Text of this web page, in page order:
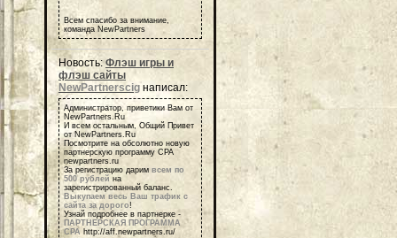
Всем спасибо за внимание,
команда NewPartners
Новость:Флэш игры и
флэш сайты
NewPartnerscig написал:
Администратор, приветики Вам от
NewPartners.Ru
И всем остальным, Общий Привет
от NewPartners.Ru
Посмотрите на обсолютно новую
партнерскую программу СРА
newpartners.ru
За регистрацию дарим всем по
500 рублей на
зарегистрированный баланс.
Выкупаем весь Ваш трафик с
сайта за дорого!
Узнай подробнее в партнерке -
ПАРТНЕРСКАЯ ПРОГРАММА
СРА http://aff.newpartners.ru/